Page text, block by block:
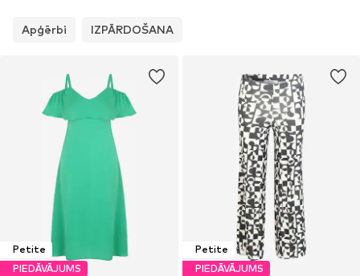
Apģērbi IZPĀRDOŠANA
Petite
PIEDĀVĀJUMS
Petite
PIEDĀVĀJUMS